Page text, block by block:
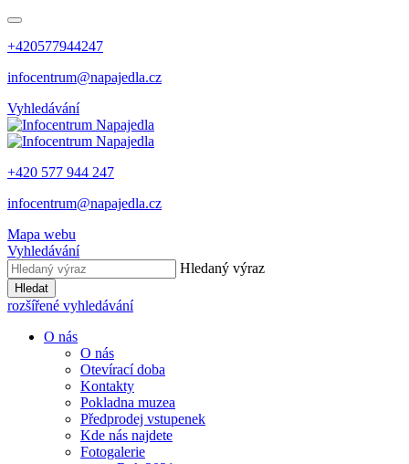
+420577944247
infocentrum@napajedla.cz
Vyhledávání
+420 577 944 247
infocentrum@napajedla.cz
Mapa webu
Vyhledávání
Hledaný výraz
Hledat
rozšířené vyhledávání
O nás
O nás
Otevírací doba
Kontakty
Pokladna muzea
Předprodej vstupenek
Kde nás najdete
Fotogalerie